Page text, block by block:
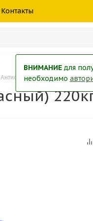
Контакты
Антифриз EVEREST G12
ВНИМАНИЕдля
необходимо